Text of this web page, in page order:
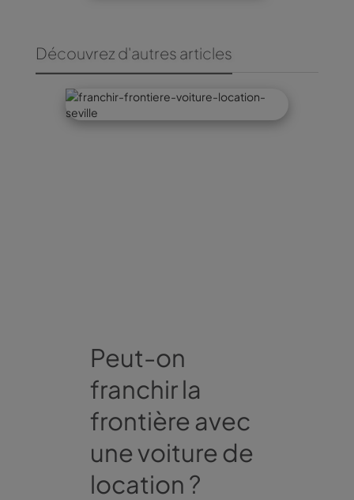
Découvrez d'autres articles
Peut-on
franchir la
frontière avec
une voiture de
location ?